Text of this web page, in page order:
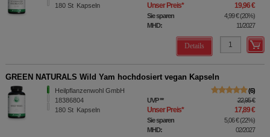
180 St Kapseln Unser Preis* 19,96 €
Sie sparen 4,99 €(20%)
MHD:
11/2027
Details
GREEN NATURALS Wild Yam hochdosiert vegan Kapseln
Heilpflanzenwohl GmbH
18386804
180 St Kapseln
6
UVP** 22,95 €
Unser Preis* 17,89 €
Sie sparen 5,06 €(22%)
MHD:
02/2027